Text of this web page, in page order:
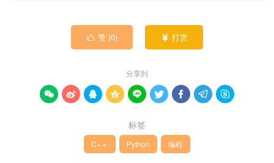
 赞 (0)  打赏
分享到
        
标签
C+＋ Python 编程